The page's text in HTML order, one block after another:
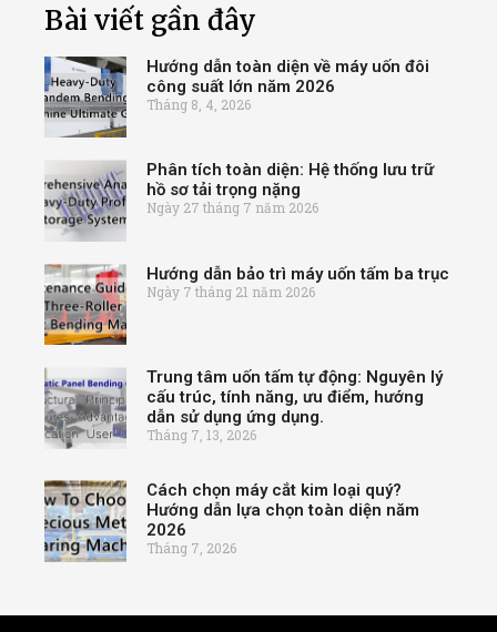
Bài viết gần đây
Hướng dẫn toàn diện về máy uốn đôi
công suất lớn năm 2026
Tháng 8, 4, 2026
Phân tích toàn diện: Hệ thống lưu trữ
hồ sơ tải trọng nặng
Ngày 27 tháng 7 năm 2026
Hướng dẫn bảo trì máy uốn tấm ba trục
Ngày 7 tháng 21 năm 2026
Trung tâm uốn tấm tự động: Nguyên lý
cấu trúc, tính năng, ưu điểm, hướng
dẫn sử dụng ứng dụng.
Tháng 7, 13, 2026
Cách chọn máy cắt kim loại quý?
Hướng dẫn lựa chọn toàn diện năm
2026
Tháng 7, 2026